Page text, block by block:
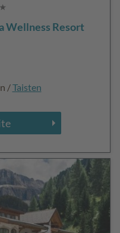
Wellness Resort
/Taisten